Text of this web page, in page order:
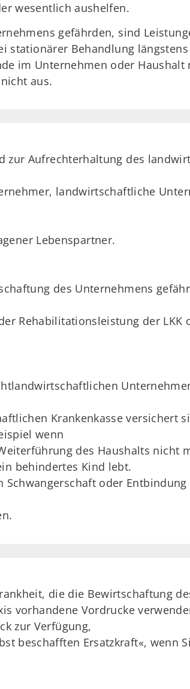
wesentlich aushelfen.
gefährden, sind
stationärer Behandlung
im Unternehmen oder Haushalt
aus.
zur Aufrechterhaltung des
landwirtschaftliche
Lebenspartner.
des Unternehmens
Rehabilitationsleistung der LKK
Krankenkasse versichert
wenn
des Haushalts nicht
behindertes Kind lebt.
oder
die die Bewirtschaftung
vorhandene Vordrucke
zur Verfügung,
beschafften Ersatzkraft«, wenn